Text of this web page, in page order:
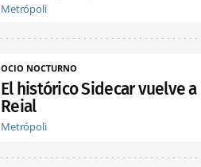
Metrópoli
OCIO NOCTURNO
El histórico Sidecar vuelve a
Reial
Metrópoli